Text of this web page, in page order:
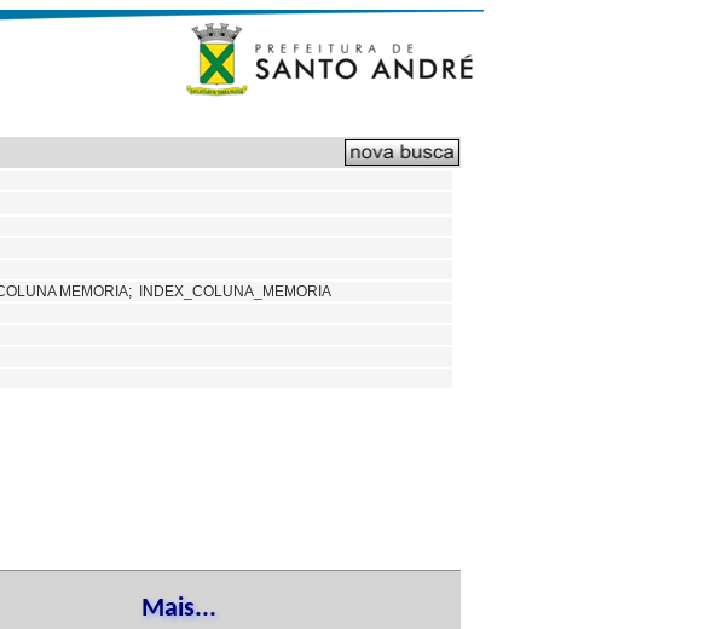
MEMORIA; INDEX_COLUNA_MEMORIA
Mais...